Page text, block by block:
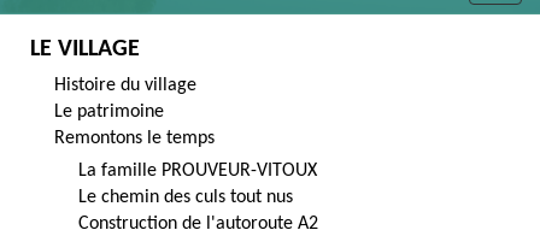
LE VILLAGE
Histoire du village
Le patrimoine
Remontons le temps
La famille PROUVEUR-VITOUX
Le chemin des culs tout nus
Construction de l'autoroute A2